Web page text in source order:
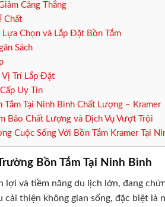
Căng Thẳng
Chất
Chọn và Lắp Đặt Bồn Tắm
Sách
Vị Trí Lắp Đặt
Uy Tín
Tại Ninh Bình Chất Lượng – Kramer
Bảo Chất Lượng và Dịch Vụ Vượt Trội
Cuộc Sống Với Bồn Tắm Kramer Tại
Bồn Tắm Tại Ninh Bình
lợi và tiềm năng du lịch lớn, đang
cải thiện không gian sống, đặc biệt là